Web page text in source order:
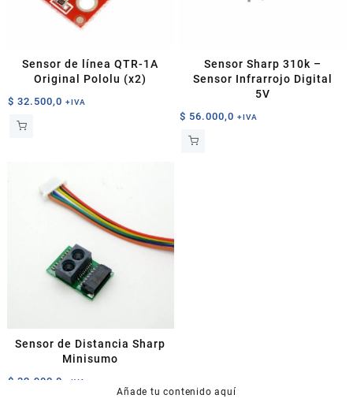
Sensor de línea QTR-1A
Original Pololu (x2)
$ 32.500,0 +IVA
Sensor Sharp 310k –
Sensor Infrarrojo Digital
5V
$ 56.000,0 +IVA
Sensor de Distancia Sharp
Minisumo
$ 32.900,0 +IVA
Añade tu contenido aquí